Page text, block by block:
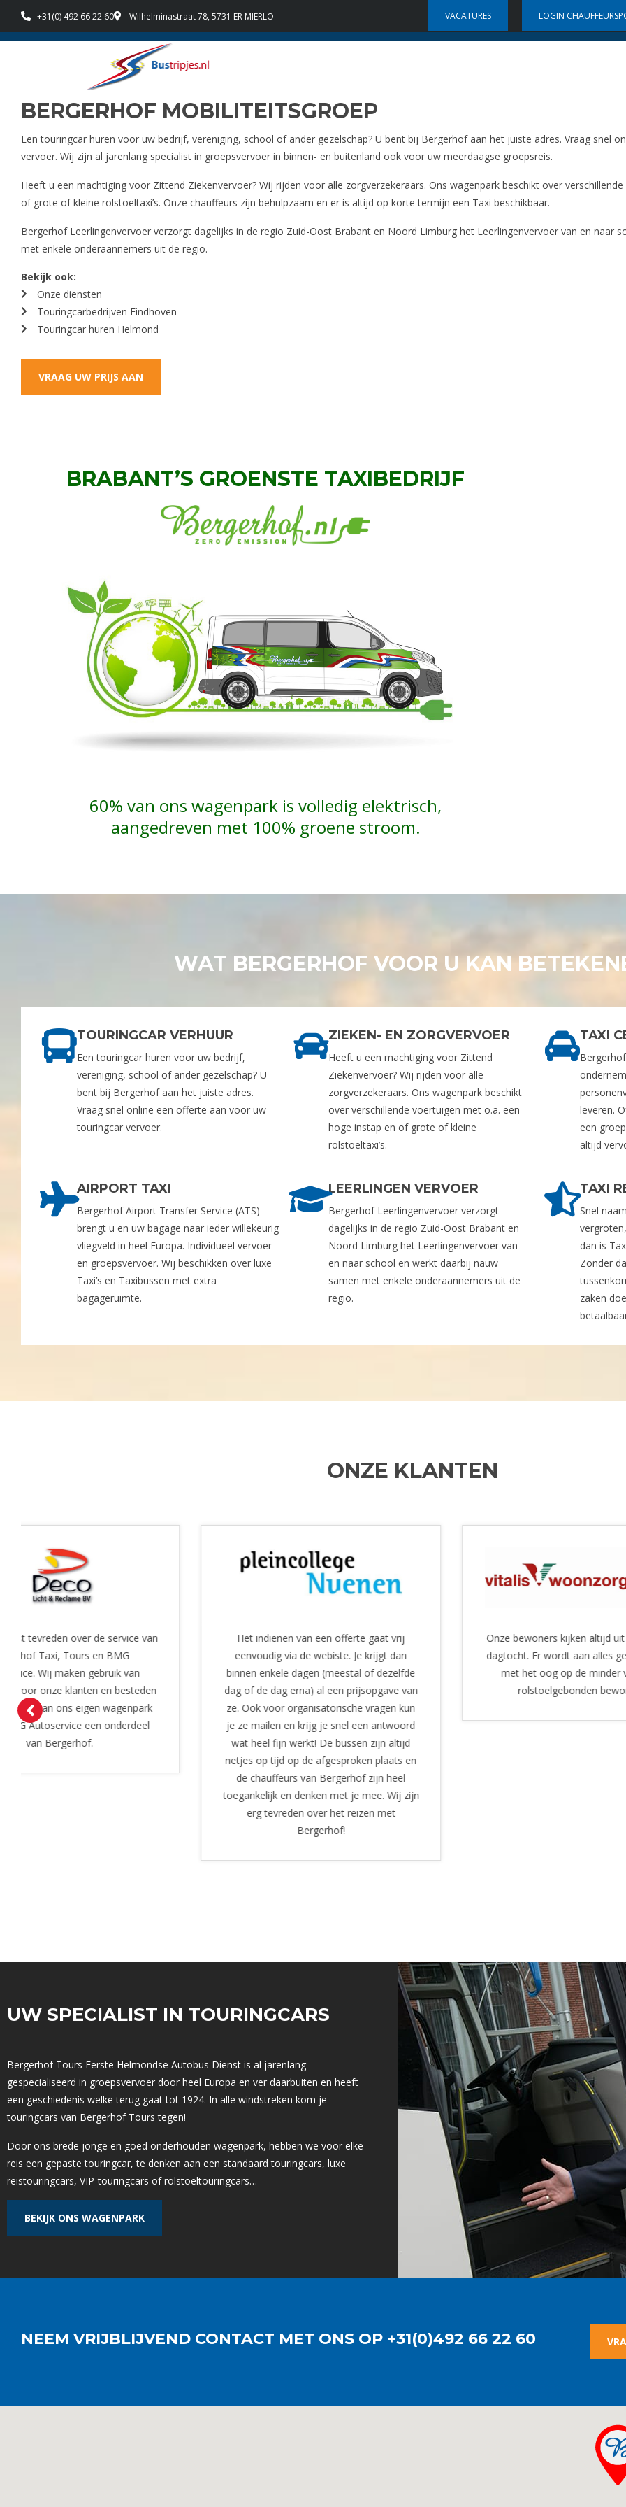
+31(0) 492 66 22 60 Wilhelminastraat 78, 5731 ER MIERLO VACATURES LOGIN
wagenpark Familie bedrijf sinds 1973 Voordelige tarieven
BERGERHOF MOBILITEITSGROEP
Een touringcar huren voor uw bedrijf, vereniging, school of ander gezelschap? U bent bij Bergerhof aan het juiste adres. Vraag snel
vervoer. Wij zijn al jarenlang specialist in groepsvervoer in binnen- en buitenland ook voor uw meerdaagse groepsreis.
Heeft u een machtiging voor Zittend Ziekenvervoer? Wij rijden voor alle zorgverzekeraars. Ons wagenpark beschikt over
of grote of kleine rolstoeltaxi’s. Onze chauffeurs zijn behulpzaam en er is altijd op korte termijn een Taxi beschikbaar.
Bergerhof Leerlingenvervoer verzorgt dagelijks in de regio Zuid-Oost Brabant en Noord Limburg het Leerlingenvervoer van en naar
met enkele onderaannemers uit de regio.
Bekijk ook:
Onze diensten
Touringcarbedrijven Eindhoven
Touringcar huren Helmond
VRAAG UW PRIJS AAN
BRABANT’S GROENSTE TAXIBEDRIJF
60% van ons wagenpark is volledig elektrisch,
aangedreven met 100% groene stroom.
WAT BERGERHOF VOOR U KAN
TOURINGCAR VERHUUR
Een touringcar huren voor uw bedrijf,
vereniging, school of ander gezelschap? U
bent bij Bergerhof aan het juiste adres.
Vraag snel online een offerte aan voor uw
touringcar vervoer.
ZIEKEN- EN ZORGVERVOER
Heeft u een machtiging voor Zittend
Ziekenvervoer? Wij rijden voor alle
zorgverzekeraars. Ons wagenpark beschikt
over verschillende voertuigen met o.a. een
hoge instap en of grote of kleine
rolstoeltaxi’s.
TAXI
leveren.
een
altijd
AIRPORT TAXI
Bergerhof Airport Transfer Service (ATS)
brengt u en uw bagage naar ieder willekeurig
vliegveld in heel Europa. Individueel vervoer
en groepsvervoer. Wij beschikken over luxe
Taxi’s en Taxibussen met extra
bagageruimte.
LEERLINGEN VERVOER
Bergerhof Leerlingenvervoer verzorgt
dagelijks in de regio Zuid-Oost Brabant en
Noord Limburg het Leerlingenvervoer van
en naar school en werkt daarbij nauw
samen met enkele onderaannemers uit de
regio.
TAXI
Snel
dan is
Zonder
zaken
ONZE KLANTEN
Het indienen van een offerte gaat vrij
eenvoudig via de webiste. Je krijgt dan
binnen enkele dagen (meestal of dezelfde
dag of de dag erna) al een prijsopgave van
ze. Ook voor organisatorische vragen kun
je ze mailen en krijg je snel een antwoord
wat heel fijn werkt! De bussen zijn altijd
netjes op tijd op de afgesproken plaats en
de chauffeurs van Bergerhof zijn heel
toegankelijk en denken met je mee. Wij zijn
Onze bewoners kijken altijd uit naar iedere
dagtocht. Er wordt aan alles gedacht. Alles
met het oog op de minder valide en
rolstoelgebonden bewoners.
klanten
UW SPECIALIST IN TOURINGCARS
Bergerhof Tours Eerste Helmondse Autobus Dienst is al jarenlang
gespecialiseerd in groepsvervoer door heel Europa en ver daarbuiten en heeft
een geschiedenis welke terug gaat tot 1924. In alle windstreken kom je
touringcars van Bergerhof Tours tegen!
Door ons brede jonge en goed onderhouden wagenpark, hebben we voor elke
reis een gepaste touringcar, te denken aan een standaard touringcars, luxe
reistouringcars, VIP-touringcars of rolstoeltouringcars…
BEKIJK ONS WAGENPARK
NEEM VRIJBLIJVEND CONTACT MET ONS OP +31(0)492 66 22 60